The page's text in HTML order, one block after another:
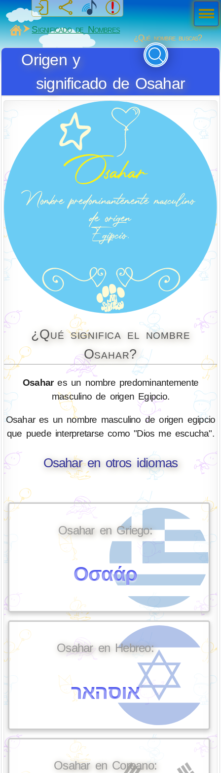
MiSabueso
Significado de Nombres
¿Qué nombre buscas?
Origen y
significado de Osahar
¿Qué significa el nombre
Osahar?
Osahares un nombre predominantemente
masculino de origen Egipcio.
Osahar es un nombre masculino de origen egipcio
que puede interpretarse como "Dios me escucha".
Osahar en otros idiomas
Osahar en Griego:
Οσαάρ
Osahar en Hebreo:
אוסהאר
Osahar en Coreano:
Men
ú